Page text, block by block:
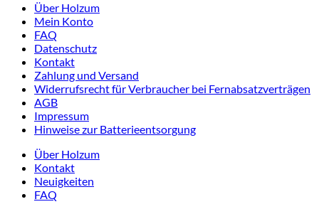
Über Holzum
Mein Konto
FAQ
Datenschutz
Kontakt
Zahlung und Versand
Widerrufsrecht für Verbraucher bei Fernabsatzverträgen
AGB
Impressum
Hinweise zur Batterieentsorgung
Über Holzum
Kontakt
Neuigkeiten
FAQ